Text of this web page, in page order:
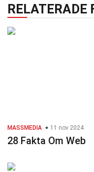
RELATERADE
MASSMEDIA 11 nov 2024
28 Fakta Om Web